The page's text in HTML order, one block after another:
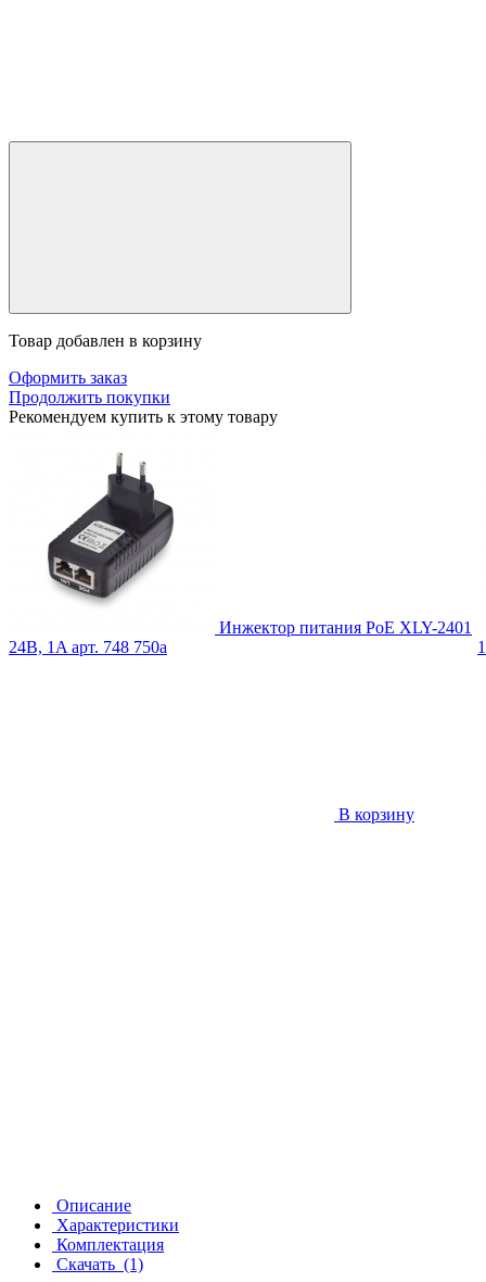
Товар добавлен в корзину
Оформить заказ
Продолжить покупки
Рекомендуем купить к этому товару
Инжектор питания PoE XLY-2401
24В, 1A арт. 748 750a
В корзину
Описание
Характеристики
Комплектация
Скачать (1)